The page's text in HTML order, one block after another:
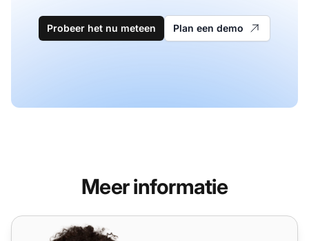
Probeer het nu meteen Plan een demo
Meer informatie
TrackingTime